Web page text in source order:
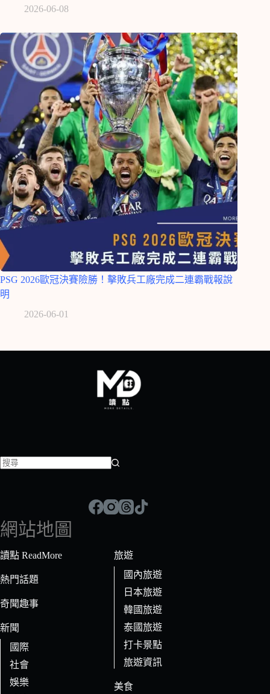
2026-06-08
PSG 2026歐冠決賽險勝！擊敗兵工廠完成二連霸戰報說
明
2026-06-01
符
合
條
的
果
網站地圖
讀點 ReadMore
熱門話題
奇聞趣事
新聞
國際
社會
娛樂
旅遊
國內旅遊
日本旅遊
韓國旅遊
泰國旅遊
打卡景點
旅遊資訊
美食